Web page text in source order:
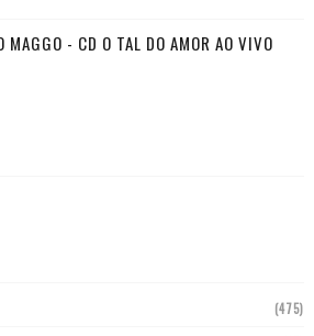
MAGGO - CD O TAL DO AMOR AO VIVO
(475)